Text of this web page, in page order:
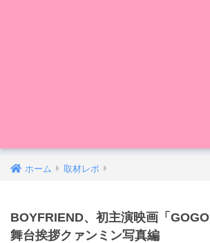
ホーム 取材レポ
BOYFRIEND、初主演映画「GOGO
舞台挨拶クァンミン写真編